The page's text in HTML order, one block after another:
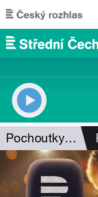
Přejít k hlavnímu
Pochoutky na talíři